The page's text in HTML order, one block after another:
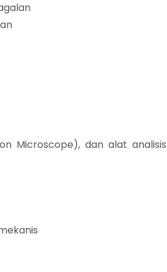
Microscope), dan alat analisis